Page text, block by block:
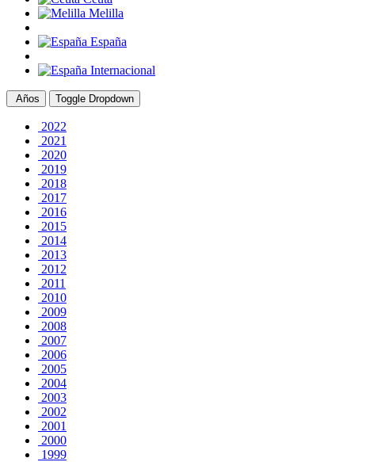
Melilla
España
Internacional
Años Toggle Dropdown
2022
2021
2020
2019
2018
2017
2016
2015
2014
2013
2012
2011
2010
2009
2008
2007
2006
2005
2004
2003
2002
2001
2000
1999